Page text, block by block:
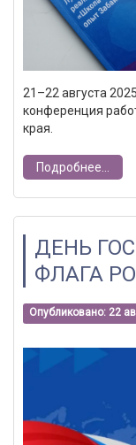
21–22 августа
конференция
края.
Подробнее...
ДЕНЬ
ФЛАГА
Опубликовано: 22